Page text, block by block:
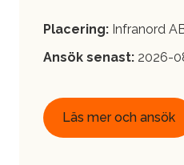
Placering: Infranord
Ansök senast: 2026-
Läs mer och ansök